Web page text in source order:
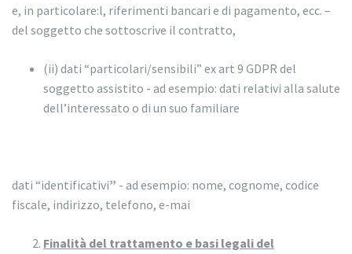
e, in particolare:l, riferimenti bancari e di pagamento, ecc. –
del soggetto che sottoscrive il contratto,
(ii) dati “particolari/sensibili” ex art 9 GDPR del
soggetto assistito - ad esempio: dati relativi alla salute
dell’interessato o di un suo familiare
dati “identificativi” - ad esempio: nome, cognome, codice
fiscale, indirizzo, telefono, e-mai
Finalità del trattamento e basi legali del